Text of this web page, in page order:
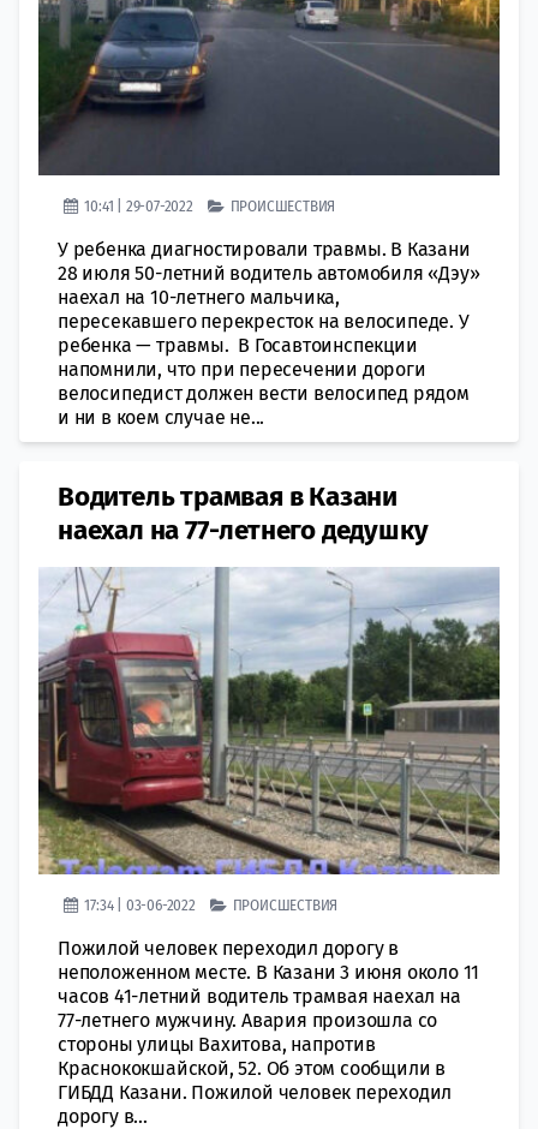
10:41 | 29-07-2022 ПРОИСШЕСТВИЯ
У ребенка диагностировали травмы. В Казани
28 июля 50-летний водитель автомобиля «Дэу»
наехал на 10-летнего мальчика,
пересекавшего перекресток на велосипеде. У
ребенка — травмы. В Госавтоинспекции
напомнили, что при пересечении дороги
велосипедист должен вести велосипед рядом
и ни в коем случае не...
Водитель трамвая в Казани
наехал на 77-летнего дедушку
17:34 | 03-06-2022 ПРОИСШЕСТВИЯ
Пожилой человек переходил дорогу в
неположенном месте. В Казани 3 июня около 11
часов 41-летний водитель трамвая наехал на
77-летнего мужчину. Авария произошла со
стороны улицы Вахитова, напротив
Краснококшайской, 52. Об этом сообщили в
ГИБДД Казани. Пожилой человек переходил
дорогу в...